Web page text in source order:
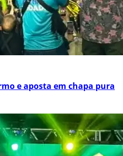
e aposta em chapa pura